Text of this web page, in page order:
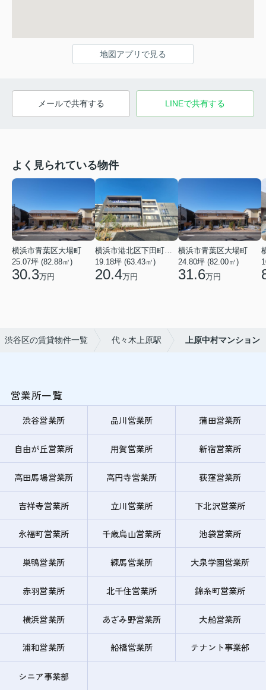
地図アプリで見る
メールで共有する LINEで共有する
よく見られている物件
横浜市青葉区大場町
25.07坪 (82.88㎡)
30.3万円
19.18坪 (63.43㎡)
20.4万円
横浜市青葉区大場町
24.80坪 (82.00㎡)
31.6万円
渋谷区の賃貸物件一覧 代々木上原駅 上原中村マンション
営業所一覧
渋谷営業所 品川営業所 蒲田営業所
自由が丘営業所 用賀営業所 新宿営業所
高田馬場営業所 高円寺営業所 荻窪営業所
吉祥寺営業所 立川営業所 下北沢営業所
永福町営業所 千歳烏山営業所 池袋営業所
巣鴨営業所 練馬営業所 大泉学園営業所
赤羽営業所 北千住営業所 錦糸町営業所
横浜営業所 あざみ野営業所 大船営業所
浦和営業所 船橋営業所 テナント事業部
シニア事業部